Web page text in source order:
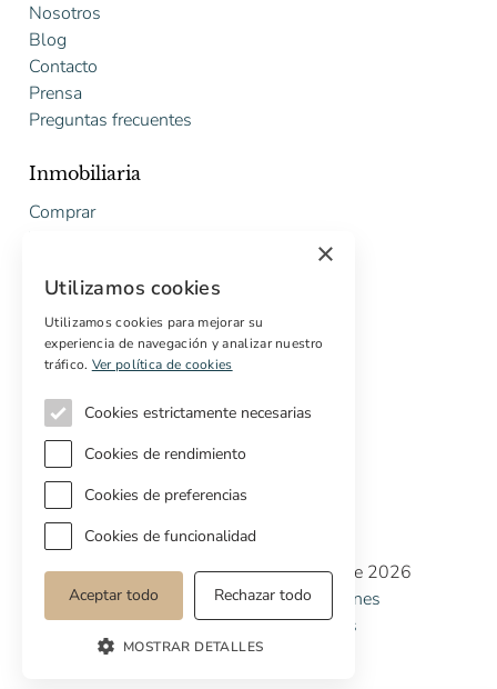
Nosotros
Blog
Contacto
Prensa
Preguntas frecuentes
Inmobiliaria
Comprar
Presupuesto gratuito de rehabilitación
Servicios
Marketing digital
Propiedades off-market
Servicios para compradores
Copyright © Cottage Properties Real Estate 2026
Política de Privacidad
Terminos y Condiciones
Política de CookiesPreferencias de cookies
×
Utilizamos cookies
Utilizamos cookies para mejorar su
experiencia de navegación y analizar nuestro
tráfico. Ver política de cookies
Cookies estrictamente necesarias
Cookies de rendimiento
Cookies de preferencias
Cookies de funcionalidad
Aceptar todo Rechazar todo
MOSTRAR DETALLES